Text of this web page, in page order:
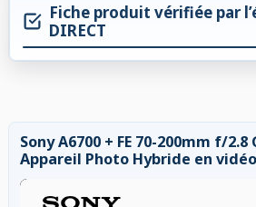
Fiche produit vérifiée par
DIRECT
Sony A6700 + FE 70-200mm f/2.8
Appareil Photo Hybride en vidéo